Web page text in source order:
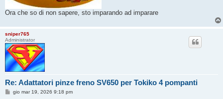
Ora che so di non sapere, sto imparando ad imparare
sniper765
Administrator
Re: Adattatori pinze freno SV650 per Tokiko 4 pompanti
Mgio mar 19, 2026 9:18 pm